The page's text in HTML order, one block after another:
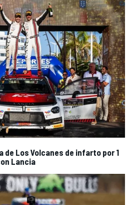
de Los Volcanes de infarto por 1
Lancia